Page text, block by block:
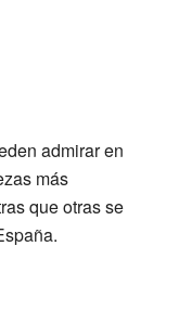
admirar en
más
que otras se